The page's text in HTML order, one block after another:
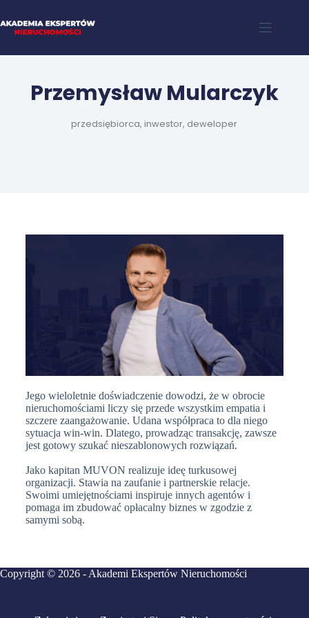
Przemysław Mularczyk
przedsiębiorca, inwestor, deweloper
Jego wieloletnie doświadczenie dowodzi, że w obrocie
nieruchomościami liczy się przede wszystkim empatia i
szczere zaangażowanie. Udana współpraca to dla niego
sytuacja win-win. Dlatego, prowadząc transakcję, zawsze
jest gotowy szukać nieszablonowych rozwiązań.
Jako kapitan MUVON realizuje ideę turkusowej
organizacji. Stawia na zaufanie i partnerskie relacje.
Swoimi umiejętnościami inspiruje innych agentów i
pomaga im zbudować opłacalny biznes w zgodzie z
samymi sobą.
Copyright © 2026 - Akademi Ekspertów Nieruchomości